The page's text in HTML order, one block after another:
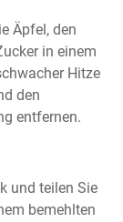
Äpfel, den
in einem
Hitze
den
entfernen.
und teilen Sie
bemehlten